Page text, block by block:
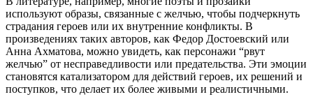
используют образы, связанные с желчью, чтобы подчеркнуть
страдания героев или их внутренние конфликты. В
произведениях таких авторов, как Федор Достоевский или
Анна Ахматова, можно увидеть, как персонажи “рвут
желчью” от несправедливости или предательства. Эти эмоции
становятся катализатором для действий героев, их решений и
поступков, что делает их более живыми и реалистичными.